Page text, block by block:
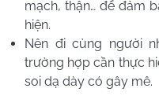
mạch, thận… để đảm
hiện.
Nên đi cùng người
trường hợp cần thực
soi dạ dày có gây mê.